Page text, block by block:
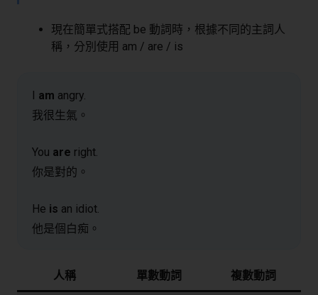
現在簡單式搭配 be 動詞時，根據不同的主詞人
稱，分別使用 am / are / is
I am angry.
我很生氣。
You are right.
你是對的。
He is an idiot.
他是個白痴。
人稱 單數動詞 複數動詞